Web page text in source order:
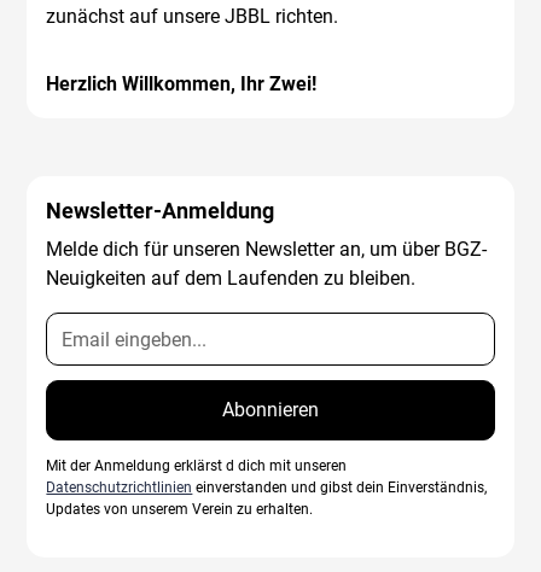
zunächst auf unsere JBBL richten.
Herzlich Willkommen, Ihr Zwei!
Newsletter-Anmeldung
Melde dich für unseren Newsletter an, um über BGZ-
Neuigkeiten auf dem Laufenden zu bleiben.
Mit der Anmeldung erklärst d dich mit unseren
Datenschutzrichtlinien einverstanden und gibst dein Einverständnis,
Updates von unserem Verein zu erhalten.